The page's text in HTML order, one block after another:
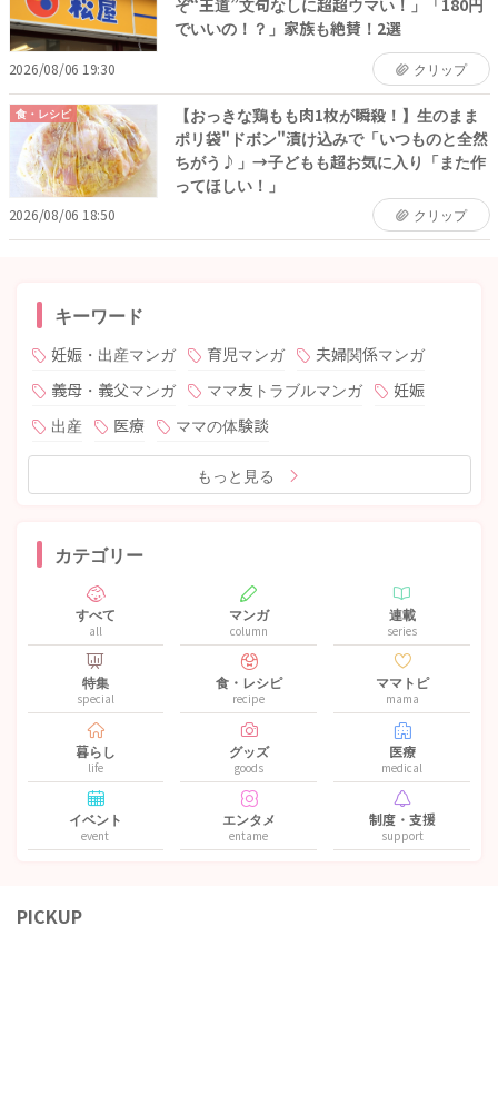
ぞ“王道”文句なしに超超ウマい！」「180円
でいいの！？」家族も絶賛！2選
2026/08/06 19:30 クリップ
食・レシピ
【おっきな鶏もも肉1枚が瞬殺！】生のまま
ポリ袋"ドボン"漬け込みで「いつものと全然
ちがう♪」→子どもも超お気に入り「また作
ってほしい！」
2026/08/06 18:50 クリップ
キーワード
妊娠・出産マンガ 育児マンガ
夫婦関係マンガ
義母・義父マンガ
ママ友トラブルマンガ
妊娠
出産
医療 ママの体験談
もっと見る
カテゴリー
すべて
all
マンガ
column
連載
series
特集
special
食・レシピ
recipe
ママトピ
mama
暮らし
life
グッズ
goods
医療
medical
イベント
event
エンタメ
entame
制度・支援
support
PICKUP